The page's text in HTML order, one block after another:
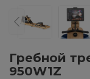
Гребной
950W1Z